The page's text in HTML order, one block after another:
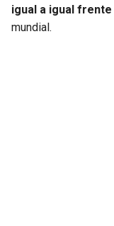
igual a igual frente
mundial.